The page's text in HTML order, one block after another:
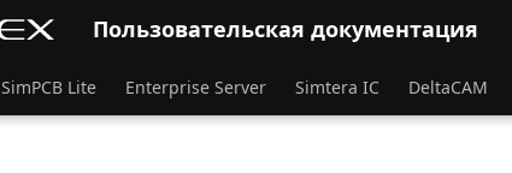
Пользовательская документация
SimPCB Lite Enterprise Server Simtera IC DeltaCAM